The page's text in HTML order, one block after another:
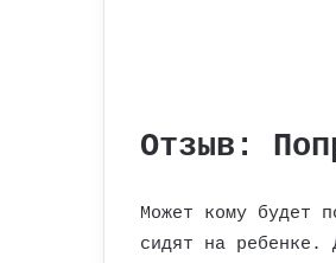
Отзыв:
Может кому будет
сидят на ребенке.